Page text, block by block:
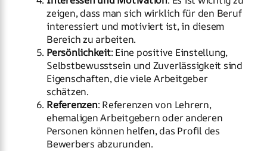
zeigen, dass man sich wirklich für den Beruf
interessiert und motiviert ist, in diesem
Bereich zu arbeiten.
Persönlichkeit: Eine positive Einstellung,
Selbstbewusstsein und Zuverlässigkeit sind
Eigenschaften, die viele Arbeitgeber
schätzen.
Referenzen: Referenzen von Lehrern,
ehemaligen Arbeitgebern oder anderen
Personen können helfen, das Profil des
Bewerbers abzurunden.